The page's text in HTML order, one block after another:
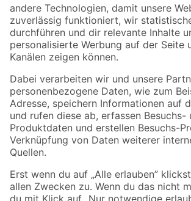
Zur Newsletter Anmeldung
Folge uns
Zahlungsarten Versandarten
Sicher einkaufen